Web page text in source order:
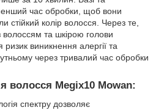
час обробки, щоб вони
стійкий колір волосся. Через те,
та шкірою голови
ризик виникнення алергії та
через тривалий час обробки
волосся Megix10 Mowan:
спектру дозволяє